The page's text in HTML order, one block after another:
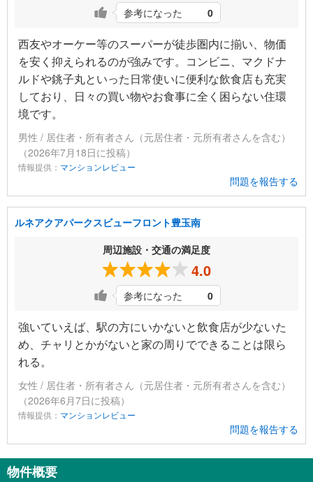
参考になった 0
西友やオーケー等のスーパーが徒歩圏内に揃い、物価
を安く抑えられるのが強みです。コンビニ、マクドナ
ルドや銚子丸といった日常使いに便利な飲食店も充実
しており、日々の買い物やお食事に全く困らない住環
境です。
男性 / 居住者・所有者さん（元居住者・元所有者さんを含む）
（2026年7月18日に投稿）
情報提供： マンションレビュー
問題を報告する
ルネアクアパークスビューフロント豊玉南
周辺施設・交通の満足度
4.0
参考になった 0
強いていえば、駅の方にいかないと飲食店が少ないた
め、チャリとかがないと家の周りでできることは限ら
れる。
女性 / 居住者・所有者さん（元居住者・元所有者さんを含む）
（2026年6月7日に投稿）
情報提供： マンションレビュー
問題を報告する
物件概要